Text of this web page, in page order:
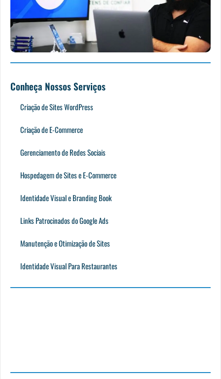
Conheça Nossos Serviços
Criação de Sites WordPress
Criação de E-Commerce
Gerenciamento de Redes Sociais
Hospedagem de Sites e E-Commerce
Identidade Visual e Branding Book
Links Patrocinados do Google Ads
Manutenção e Otimização de Sites
Identidade Visual Para Restaurantes